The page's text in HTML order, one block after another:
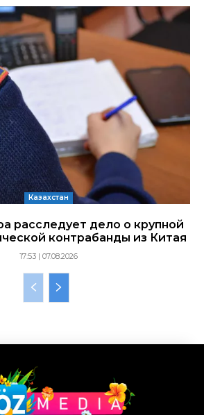
Казахстан
расследует дело о крупной
контрабанды из Китая
17:53 | 07.08.2026